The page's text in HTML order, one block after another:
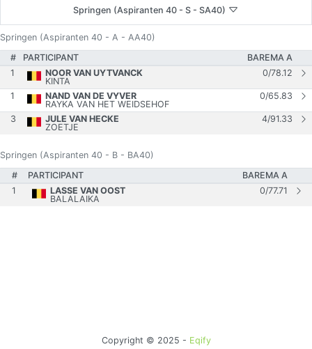
Springen (Aspiranten 40 - S - SA40)
Springen (Aspiranten 40 - A - AA40)
#
PARTICIPANT
BAREMA A
1
NOOR VAN UYTVANCK
KINTA
0/78.12
1
NAND VAN DE VYVER
RAYKA VAN HET WEIDSEHOF
0/65.83
3
JULE VAN HECKE
ZOETJE
4/91.33
Springen (Aspiranten 40 - B - BA40)
#
PARTICIPANT
BAREMA A
1
LASSE VAN OOST
BALALAIKA
0/77.71
Copyright © 2025 - Eqify